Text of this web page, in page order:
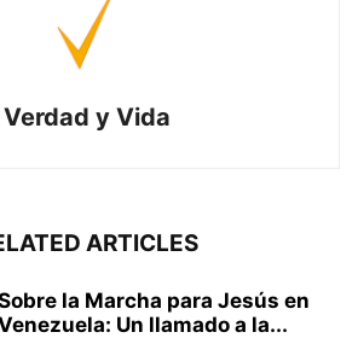
Verdad y Vida
ARTICLES
la Marcha para Jesús en
Un llamado a la...